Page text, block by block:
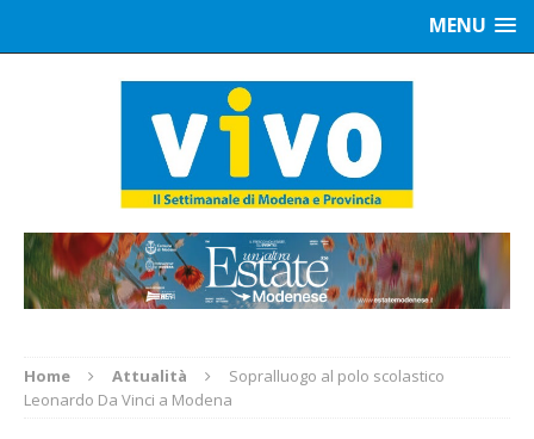
MENU
Home Attualità
Sopralluogo al polo scolastico
Leonardo Da Vinci a Modena